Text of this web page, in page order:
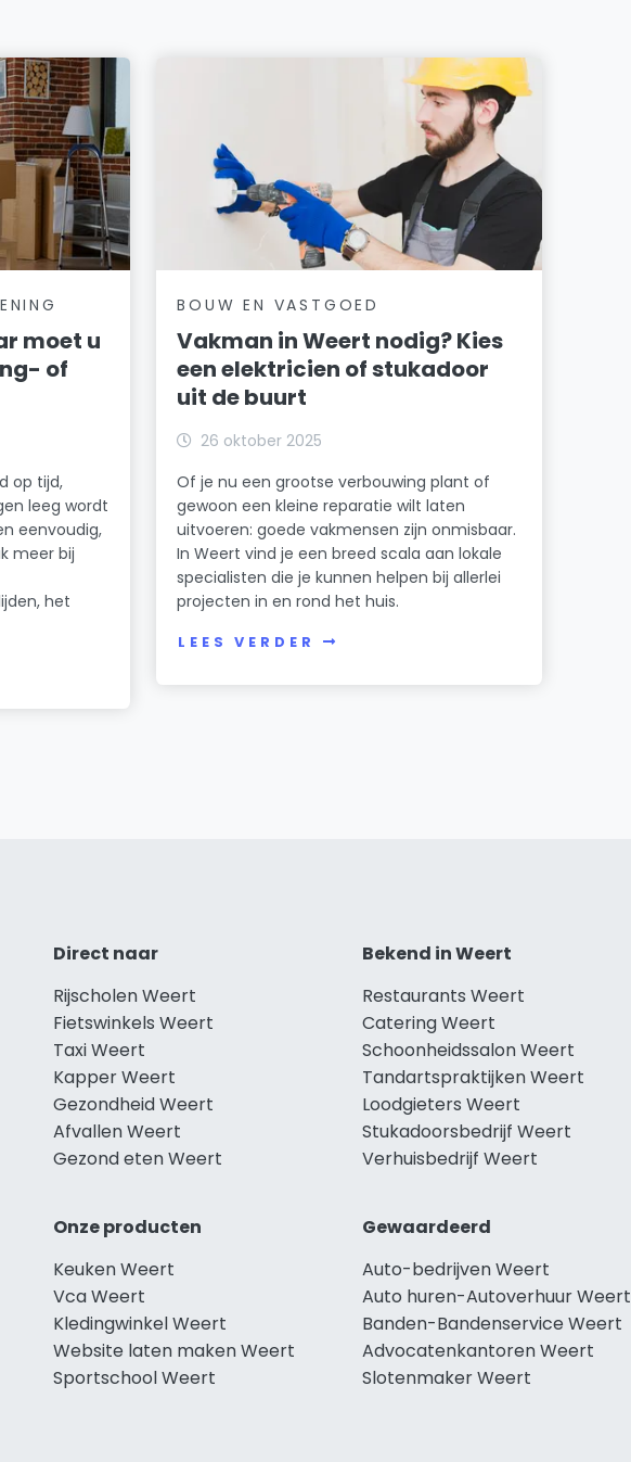
moet u
of
op tijd,
leeg wordt
eenvoudig,
meer bij
het
BOUW EN VASTGOED
Vakman in Weert nodig? Kies
een elektricien of stukadoor
uit de buurt
26 oktober 2025
Of je nu een grootse verbouwing plant of
gewoon een kleine reparatie wilt laten
uitvoeren: goede vakmensen zijn onmisbaar.
In Weert vind je een breed scala aan lokale
specialisten die je kunnen helpen bij allerlei
projecten in en rond het huis.
LEES VERDER
Direct naar
Rijscholen Weert
Fietswinkels Weert
Taxi Weert
Kapper Weert
Gezondheid Weert
Afvallen Weert
Gezond eten Weert
Bekend in Weert
Restaurants Weert
Catering Weert
Schoonheidssalon Weert
Tandartspraktijken Weert
Loodgieters Weert
Stukadoorsbedrijf Weert
Verhuisbedrijf Weert
Onze producten
Keuken Weert
Vca Weert
Kledingwinkel Weert
Website laten maken Weert
Sportschool Weert
Gewaardeerd
Auto-bedrijven Weert
Auto huren-Autoverhuur Weert
Banden-Bandenservice Weert
Advocatenkantoren Weert
Slotenmaker Weert